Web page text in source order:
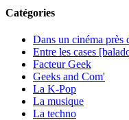
Catégories
Dans un cinéma près
Entre les cases
Facteur Geek
Geeks and Com'
La K-Pop
La musique
La techno